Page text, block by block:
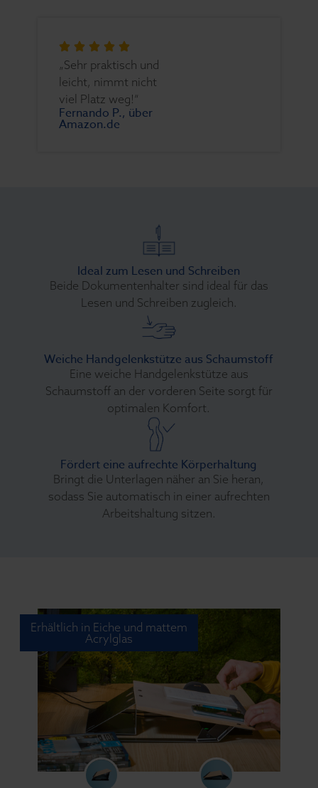
„Sehr praktisch und
leicht, nimmt nicht
viel Platz weg!“
Fernando P., über
Amazon.de
Ideal zum Lesen und Schreiben
Beide Dokumentenhalter sind ideal für das
Lesen und Schreiben zugleich.
Weiche Handgelenkstütze aus Schaumstoff
Eine weiche Handgelenkstütze aus
Schaumstoff an der vorderen Seite sorgt für
optimalen Komfort.
Fördert eine aufrechte Körperhaltung
Bringt die Unterlagen näher an Sie heran,
sodass Sie automatisch in einer aufrechten
Arbeitshaltung sitzen.
Erhältlich in Eiche und mattem
Acrylglas